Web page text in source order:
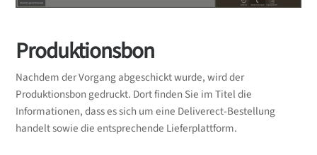
Produktionsbon
Nachdem der Vorgang abgeschickt wurde, wird der
Produktionsbon gedruckt. Dort finden Sie im Titel die
Informationen, dass es sich um eine Deliverect-Bestellung
handelt sowie die entsprechende Lieferplattform.